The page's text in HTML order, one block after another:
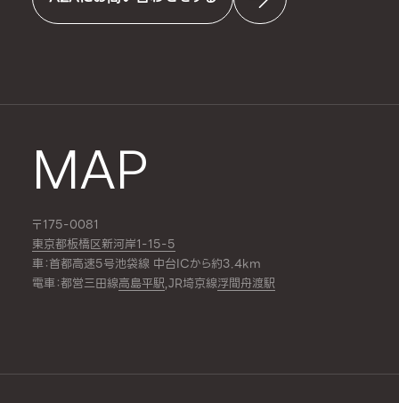
MAP
〒175-0081
東京都板橋区新河岸1-15-5
車：首都高速5号池袋線 中台ICから約3.4km
電車：都営三田線高島平駅,JR埼京線浮間舟渡駅